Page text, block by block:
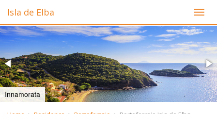
DEU
NED
FRA
PYC
Isla de Elba
Innamorata